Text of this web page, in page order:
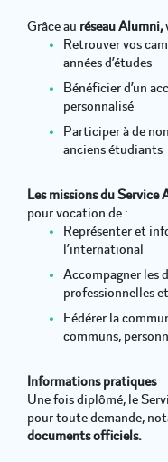
Grâce au réseau Alumni,
Retrouver vos
années d’études
Bénéficier d’un
personnalisé
Participer à de
anciens étudiants
Les missions du Service
pour vocation de :
Représenter et
l’international
Accompagner les
professionnelles
Fédérer la
communs,
Informations pratiques
Une fois diplômé, le
pour toute demande,
documents officiels.